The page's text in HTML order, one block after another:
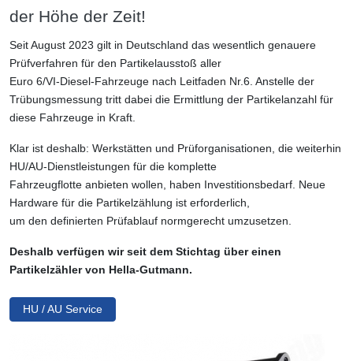
der Höhe der Zeit!
Seit August 2023 gilt in Deutschland das wesentlich genauere
Prüfverfahren für den Partikelausstoß aller
Euro 6/VI-Diesel-Fahrzeuge nach Leitfaden Nr.6. Anstelle der
Trübungsmessung tritt dabei die Ermittlung der Partikelanzahl für
diese Fahrzeuge in Kraft.
Klar ist deshalb: Werkstätten und Prüforganisationen, die weiterhin
HU/AU-Dienstleistungen für die komplette
Fahrzeugflotte anbieten wollen, haben Investitionsbedarf. Neue
Hardware für die Partikelzählung ist erforderlich,
um den definierten Prüfablauf normgerecht umzusetzen.
Deshalb verfügen wir seit dem Stichtag über einen
Partikelzähler von Hella-Gutmann.
HU / AU Service